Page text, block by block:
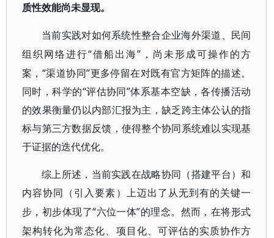
质性效能尚未显现。
当前实践对如何系统性整合企业海外渠道、民间
组织网络进行“借船出海”，尚未形成可操作的方
案，“渠道协同”更多停留在对既有官方矩阵的描述。
同时，科学的“评估协同”体系基本空缺，各传播活动
的效果衡量仍以内部汇报为主，缺乏跨主体公认的指
标与第三方数据反馈，使得整个协同系统难以实现基
于证据的迭代优化。
综上所述，当前实践在战略协同（搭建平台）和
内容协同（引入要素）上迈出了从无到有的关键一
步，初步体现了“六位一体”的理念。然而，在将形式
架构转化为常态化、项目化、可评估的实质协作方